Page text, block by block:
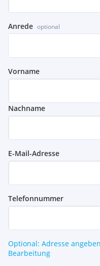
Anrede optional
Vorname
Nachname
E-Mail-Adresse
Telefonnummer
Optional: Adresse
Bearbeitung